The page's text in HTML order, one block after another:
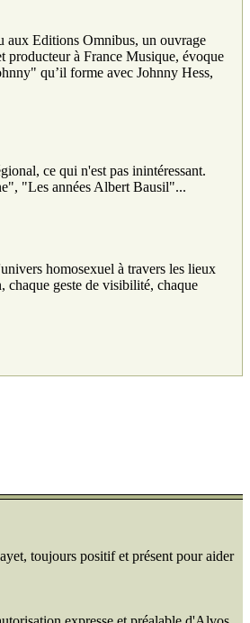
aux Editions Omnibus, un ouvrage
producteur à France Musique, évoque
qu’il forme avec Johnny Hess,
ce qui n'est pas inintéressant.
"Les années Albert Bausil"...
homosexuel à travers les lieux
chaque geste de visibilité, chaque
toujours positif et présent pour aider